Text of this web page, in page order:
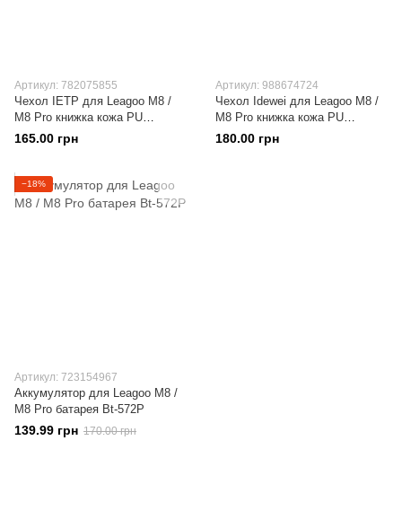
Артикул: 782075855
Чехол IETP для Leagoo M8 /
M8 Pro книжка кожа PU
малиновый
165.00 грн
Артикул: 988674724
Чехол Idewei для Leagoo M8 /
M8 Pro книжка кожа PU
малиновый
180.00 грн
−18%
Артикул: 723154967
Аккумулятор для Leagoo M8 /
M8 Pro батарея Bt-572P
139.99 грн 170.00 грн